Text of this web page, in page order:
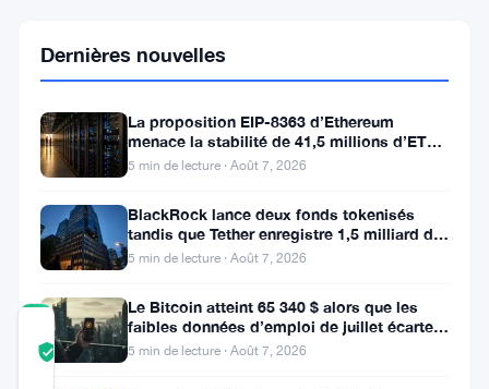
alors
qu'un
CryptoQuant
avertit
risque
recul
COMMUNITY
TRUST
Vérifié
Dernières nouvelles
La proposition EIP-8363 d’Ethereum
menace la stabilité de 41,5 millions d’ETH
stakés et de la DeFi
5 min de lecture · Août 7, 2026
BlackRock lance deux fonds tokenisés
tandis que Tether enregistre 1,5 milliard de
bénéfices au T2
5 min de lecture · Août 7, 2026
Le Bitcoin atteint 65 340 $ alors que les
faibles données d’emploi de juillet écartent
une hausse des taux en
5 min de lecture · Août 7, 2026